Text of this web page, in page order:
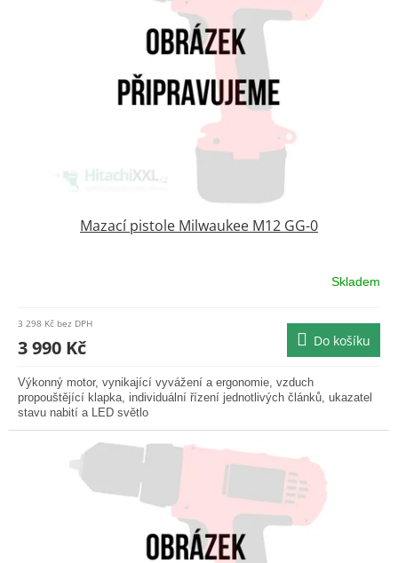
Mazací pistole Milwaukee M12 GG-0
Skladem
3 298 Kč bez DPH
3 990 Kč Do košíku
Výkonný motor, vynikající vyvážení a ergonomie, vzduch
propouštějící klapka, individuální řízení jednotlivých článků, ukazatel
stavu nabití a LED světlo